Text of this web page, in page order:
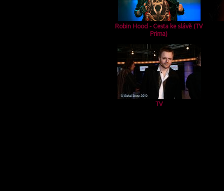
Robin Hood - Cesta ke slávě (TV
Prima)
TV